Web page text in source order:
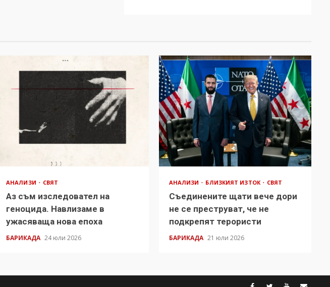
АНАЛИЗИ СВЯТ
Аз съм изследовател на
геноцида. Навлизаме в
ужасяваща нова епоха
БАРИКАДА 24 юли 2026
АНАЛИЗИ БЛИЗКИЯТ ИЗТОК СВЯТ
Съединените щати вече дори
не се преструват, че не
подкрепят терористи
БАРИКАДА 21 юли 2026